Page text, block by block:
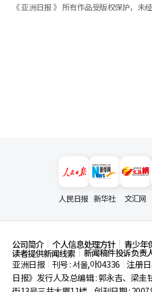
《 亚洲日报 》 所有作品受版权保护，未
人民日报 新华社 文汇网
公司简介 个人信息处理方针 青少年
读者提供新闻线索
新闻稿件投诉负责
亚洲日报
刊号 : 서울,아04336 注册
日报》发行人及总编辑 : 郭永吉、梁圭